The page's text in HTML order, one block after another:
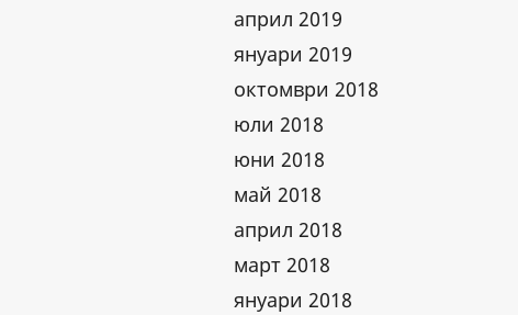
април 2019
януари 2019
октомври 2018
юли 2018
юни 2018
май 2018
април 2018
март 2018
януари 2018